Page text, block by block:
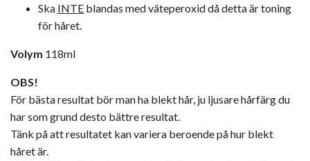
Ska INTE blandas med väteperoxid då detta är toning
för håret.
Volym 118ml
OBS!
För bästa resultat bör man ha blekt hår, ju ljusare hårfärg du
har som grund desto bättre resultat.
Tänk på att resultatet kan variera beroende på hur blekt
håret är.